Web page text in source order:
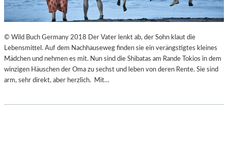
© Wild Buch Germany 2018 Der Vater lenkt ab, der Sohn klaut die
Lebensmittel. Auf dem Nachhauseweg finden sie ein verängstigtes kleines
Mädchen und nehmen es mit. Nun sind die Shibatas am Rande Tokios in dem
winzigen Häuschen der Oma zu sechst und leben von deren Rente. Sie sind
arm, sehr direkt, aber herzlich. Mit…